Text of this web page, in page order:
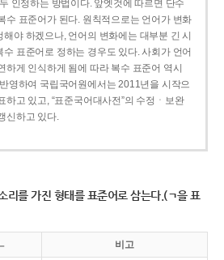
인정하는 방법이다. 앞엣것에 따르면 단수
수 표준어가 된다. 원칙적으로는 언어가 변화
야 하겠으나, 언어의 변화에는 대부분 긴 시
표준어로 정하는 경우도 있다. 사회가 언어
하게 인식하게 됨에 따라 복수 표준어 역시
영하여 국립국어원에서는 2011년을 시작으
하고 있고, “표준국어대사전”의 수정ㆍ보완
신하고 있다.
리를 가진 형태를 표준어로 삼는다.(ㄱ을 표
비고